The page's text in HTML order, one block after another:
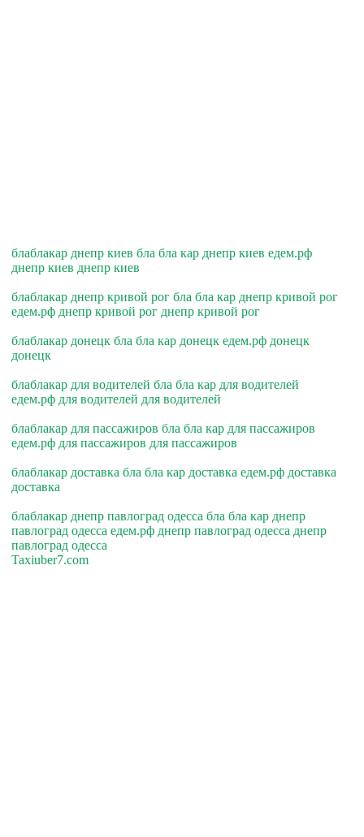
блаблакар днепр киев бла бла кар днепр киев едем.рф
днепр киев днепр киев
блаблакар днепр кривой рог бла бла кар днепр кривой рог
едем.рф днепр кривой рог днепр кривой рог
блаблакар донецк бла бла кар донецк едем.рф донецк
донецк
блаблакар для водителей бла бла кар для водителей
едем.рф для водителей для водителей
блаблакар для пассажиров бла бла кар для пассажиров
едем.рф для пассажиров для пассажиров
блаблакар доставка бла бла кар доставка едем.рф доставка
доставка
блаблакар днепр павлоград одесса бла бла кар днепр
павлоград одесса едем.рф днепр павлоград одесса днепр
павлоград одесса
Taxiuber7.com